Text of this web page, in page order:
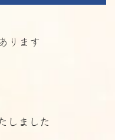
ります
しました